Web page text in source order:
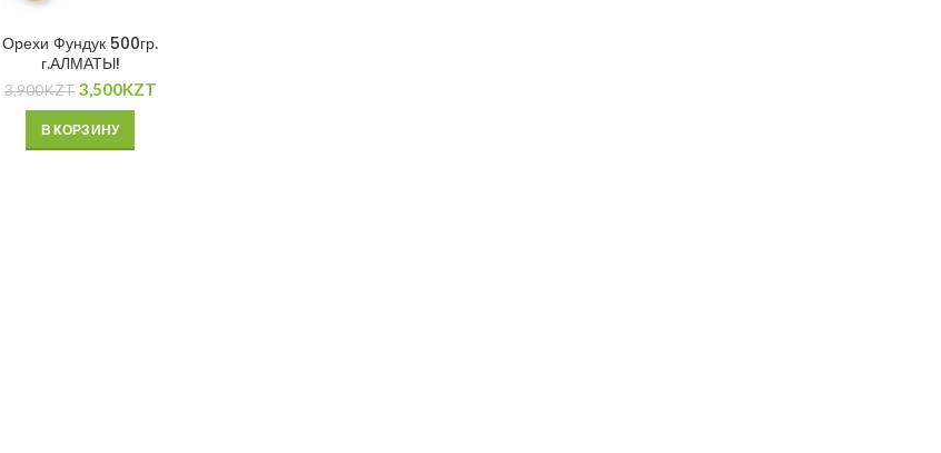
Орехи Фундук 500гр.
г.АЛМАТЫ!
3,900KZT 3,500KZT
В КОРЗИНУ